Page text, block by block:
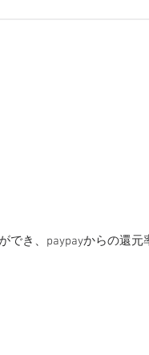
でき、paypayからの還元